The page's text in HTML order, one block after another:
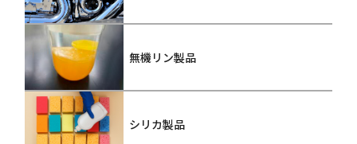
無機リン製品
シリカ製品